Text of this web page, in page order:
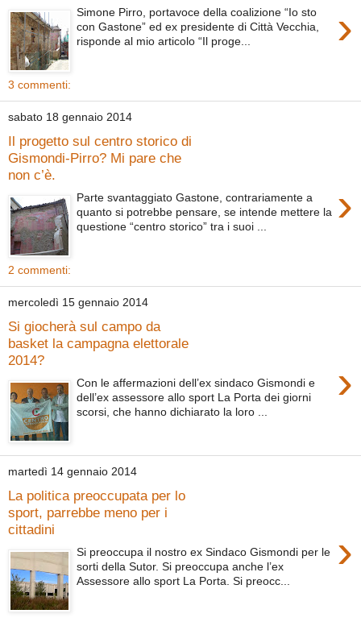
›
Simone Pirro, portavoce della coalizione “Io sto
con Gastone” ed ex presidente di Città Vecchia,
risponde al mio articolo “Il proge...
3 commenti:
sabato 18 gennaio 2014
Il progetto sul centro storico di
Gismondi-Pirro? Mi pare che
non c’è.
›
Parte svantaggiato Gastone, contrariamente a
quanto si potrebbe pensare, se intende mettere la
questione “centro storico” tra i suoi ...
2 commenti:
mercoledì 15 gennaio 2014
Si giocherà sul campo da
basket la campagna elettorale
2014?
›
Con le affermazioni dell’ex sindaco Gismondi e
dell’ex assessore allo sport La Porta dei giorni
scorsi, che hanno dichiarato la loro ...
martedì 14 gennaio 2014
La politica preoccupata per lo
sport, parrebbe meno per i
cittadini
›
Si preoccupa il nostro ex Sindaco Gismondi per le
sorti della Sutor. Si preoccupa anche l’ex
Assessore allo sport La Porta. Si preocc...